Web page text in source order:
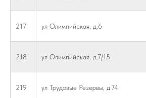
217 ул Олимпийская, д.6
218 ул Олимпийская, д.7/15
219 ул Трудовые Резервы, д.74